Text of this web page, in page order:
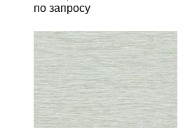
по запросу